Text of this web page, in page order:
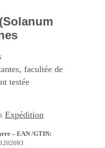
facultée de
testée
Expédition
– EAN /GTIN: